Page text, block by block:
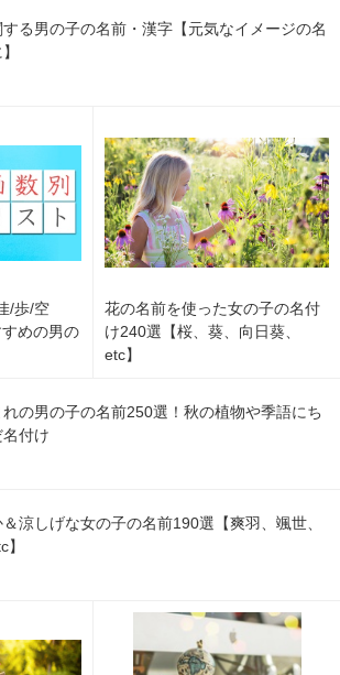
る男の子の名前・漢字【元気なイメージの名
/歩/空
めの男の
花の名前を使った女の子の名付
け240選【桜、葵、向日葵、
etc】
の男の子の名前250選！秋の植物や季語にち
付け
涼しげな女の子の名前190選【爽羽、颯世、